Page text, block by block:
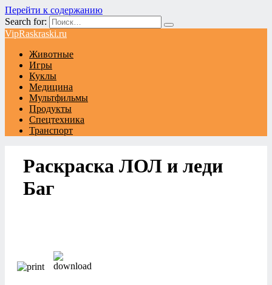
Перейти к содержанию
Search for:
VipRaskraski.ru
Животные
Игры
Куклы
Медицина
Мультфильмы
Продукты
Спецтехника
Транспорт
Раскраска ЛОЛ и леди
Баг